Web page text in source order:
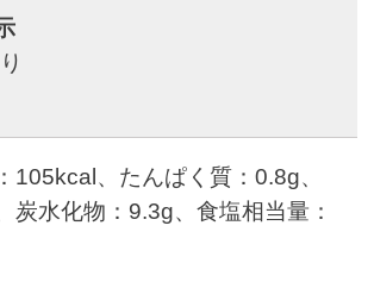
105kcal、たんぱく質：0.8g、
炭水化物：9.3g、食塩相当量：